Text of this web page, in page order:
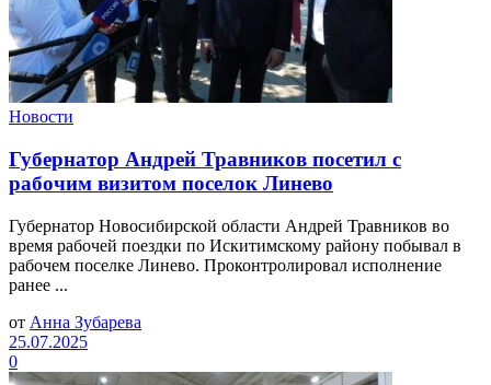
Новости
Губернатор Андрей Травников посетил с
рабочим визитом поселок Линево
Губернатор Новосибирской области Андрей Травников во
время рабочей поездки по Искитимскому району побывал в
рабочем поселке Линево. Проконтролировал исполнение
ранее ...
от Анна Зубарева
25.07.2025
0